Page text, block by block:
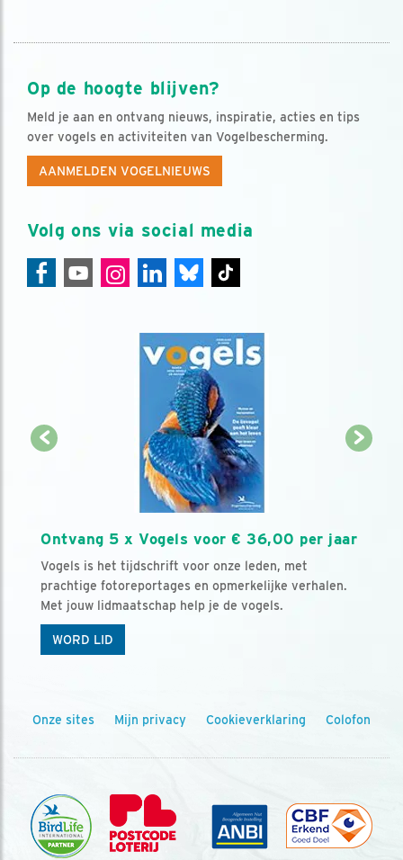
Op de hoogte blijven?
Meld je aan en ontvang nieuws, inspiratie, acties en tips
over vogels en activiteiten van Vogelbescherming.
AANMELDEN VOGELNIEUWS
Volg ons via social media
Ontvang 5 x Vogels voor € 36,00 per jaar
Vogels is het tijdschrift voor onze leden, met
prachtige fotoreportages en opmerkelijke verhalen.
Met jouw lidmaatschap help je de vogels.
WORD LID
Onze sites Mijn privacy Cookieverklaring Colofon